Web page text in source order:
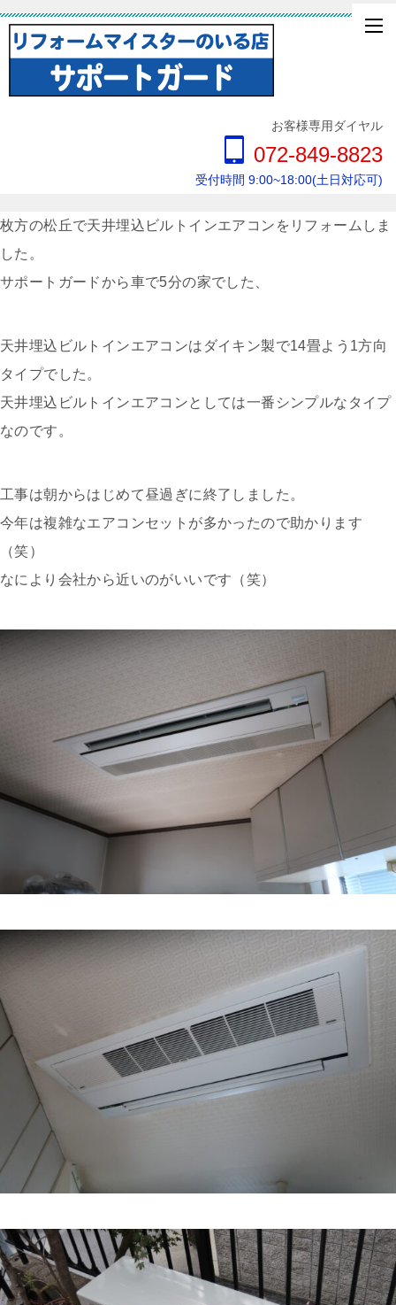
お客様専用ダイヤル
072-849-8823
受付時間 9:00~18:00(土日対応可)
枚方の松丘で天井埋込ビルトインエアコンをリフォームしま
した。
サポートガードから車で5分の家でした、
天井埋込ビルトインエアコンはダイキン製で14畳よう1方向
タイプでした。
天井埋込ビルトインエアコンとしては一番シンプルなタイプ
なのです。
工事は朝からはじめて昼過ぎに終了しました。
今年は複雑なエアコンセットが多かったので助かります
（笑）
なにより会社から近いのがいいです（笑）